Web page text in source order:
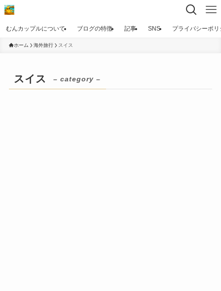
むんカップルについて ブログの特徴 記事 SNS プライバシーポリ
ホーム 海外旅行 スイス
スイス – category –